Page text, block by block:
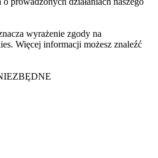
wyrażenie zgody na
Więcej informacji możesz znaleźć